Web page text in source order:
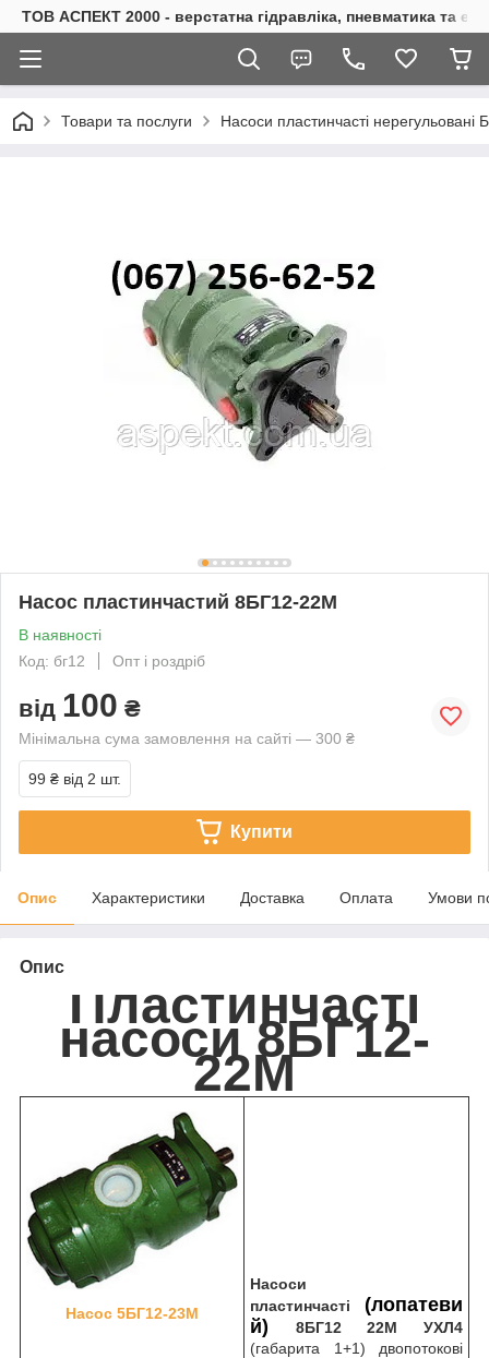
ТОВ АСПЕКТ 2000 - верстатна гідравліка, пневматика та
Товари та послуги Насоси пластинчасті
Насос пластинчастий 8БГ12-22М
В наявності
Код: бг12
Опт і роздріб
від 100 ₴
Мінімальна сума замовлення на сайті — 300 ₴
99 ₴ від 2 шт.
Купити
Опис Характеристики Доставка Оплата Умови
Опис
Пластинчасті
насоси 8БГ12-
22М
Насос 5БГ12-23М
Насоси
пластинчасті
(лопатеви
й)
8БГ12 22М УХЛ4
(габарита 1+1) двопотокові